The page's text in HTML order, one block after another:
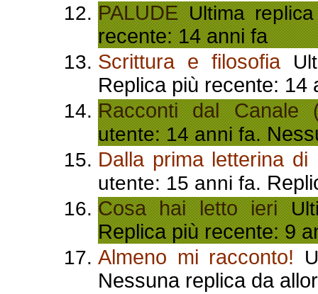
PALUDE Ultima
recente: 14 anni fa
Scrittura e filosofia
Replica più recente: 14
Racconti dal Canale
utente: 14 anni fa.
Dalla prima letterina di
utente: 15 anni fa.
Cosa hai letto ieri
Replica più recente: 9
Almeno mi racconto!
Nessuna replica da